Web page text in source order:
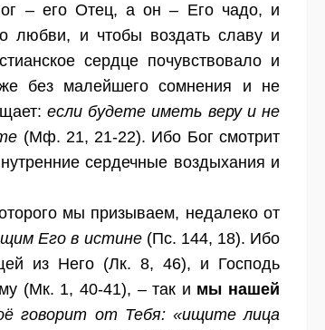
– его Отец, а он – Его чадо, и
любви, и чтобы воздать славу и
сердце почувствовало и
без малейшего сомнения и не
если будете иметь веру и не
(Мф. 21, 21-22). Ибо Бог смотрит
сердечные воздыхания и
мы призываем, недалеко от
Его в истине(Пс. 144, 18). Ибо
из Него (Лк. 8, 46), и Господь
(Мк. 1, 40-41), – так и мы нашей
говорит от Тебя: «ищите лица